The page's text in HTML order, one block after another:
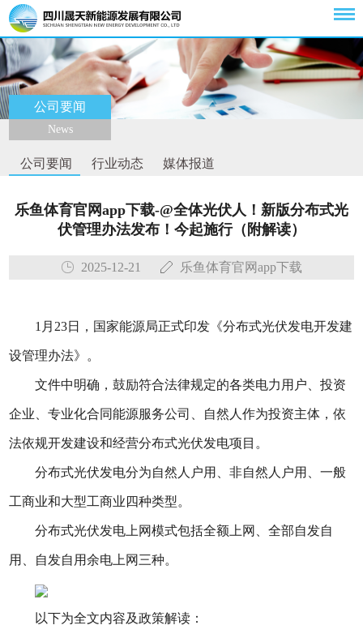
公司要闻
News
公司要闻 行业动态 媒体报道
乐鱼体育官网app下载-@全体光伏人！新版分布式光
伏管理办法发布！今起施行（附解读）
2025-12-21 乐鱼体育官网app下载
1月23日，国家能源局正式印发《分布式光伏发电开发建
设管理办法》。
文件中明确，鼓励符合法律规定的各类电力用户、投资
企业、专业化合同能源服务公司、自然人作为投资主体，依
法依规开发建设和经营分布式光伏发电项目。
分布式光伏发电分为自然人户用、非自然人户用、一般
工商业和大型工商业四种类型。
分布式光伏发电上网模式包括全额上网、全部自发自
用、自发自用余电上网三种。
以下为全文内容及政策解读：